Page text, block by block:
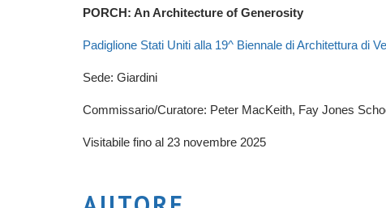
PORCH: An Architecture of Generosity
Padiglione Stati Uniti alla 19^ Biennale di Architettura di
Sede: Giardini
Commissario/Curatore: Peter MacKeith, Fay Jones
Visitabile fino al 23 novembre 2025